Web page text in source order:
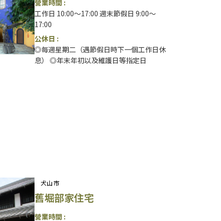
營業時間 :
工作日 10:00～17:00 週末節假日 9:00～
17:00
公休日 :
◎每週星期二（遇節假日時下一個工作日休
息） ◎年末年初以及維護日等指定日
犬山市
舊堀部家住宅
營業時間 :